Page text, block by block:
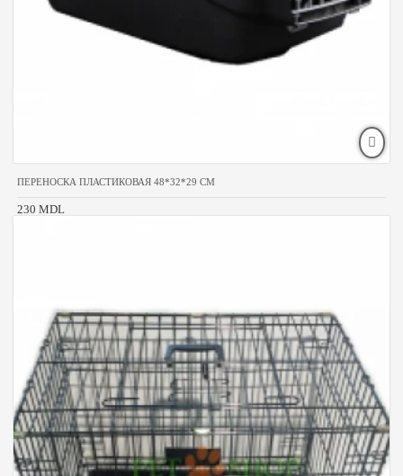
ПЕРЕНОСКА ПЛАСТИКОВАЯ 48*32*29 CM
230 MDL